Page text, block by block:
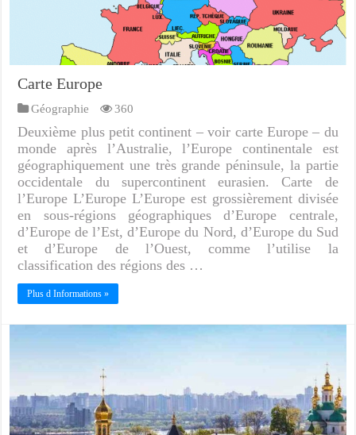
Carte Europe
Géographie 360
Deuxième plus petit continent – voir carte Europe – du
monde après l’Australie, l’Europe continentale est
géographiquement une très grande péninsule, la partie
occidentale du supercontinent eurasien. Carte de
l’Europe L’Europe L’Europe est grossièrement divisée
en sous-régions géographiques d’Europe centrale,
d’Europe de l’Est, d’Europe du Nord, d’Europe du Sud
et d’Europe de l’Ouest, comme l’utilise la
classification des régions des …
Plus d Informations »